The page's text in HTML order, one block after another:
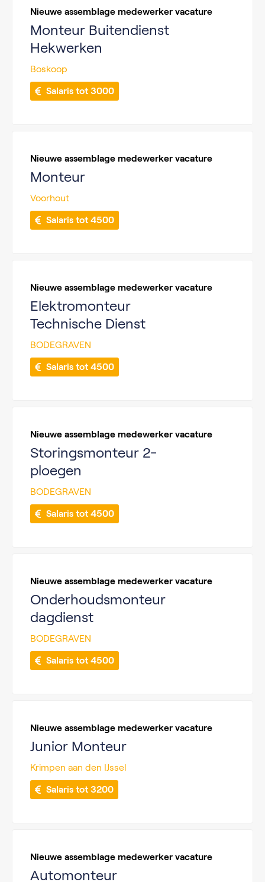
Nieuwe assemblage medewerker vacature
Monteur Buitendienst
Hekwerken
Boskoop
Salaris tot 3000
Nieuwe assemblage medewerker vacature
Monteur
Voorhout
Salaris tot 4500
Nieuwe assemblage medewerker vacature
Elektromonteur
Technische Dienst
BODEGRAVEN
Salaris tot 4500
Nieuwe assemblage medewerker vacature
Storingsmonteur 2-
ploegen
BODEGRAVEN
Salaris tot 4500
Nieuwe assemblage medewerker vacature
Onderhoudsmonteur
dagdienst
BODEGRAVEN
Salaris tot 4500
Nieuwe assemblage medewerker vacature
Junior Monteur
Krimpen aan den IJssel
Salaris tot 3200
Nieuwe assemblage medewerker vacature
Automonteur